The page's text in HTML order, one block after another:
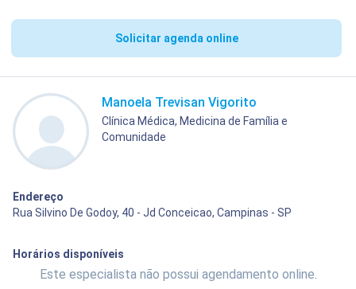
Solicitar agenda online
Manoela Trevisan Vigorito
Clínica Médica, Medicina de Família e
Comunidade
Endereço
Rua Silvino De Godoy, 40 - Jd Conceicao, Campinas - SP
Horários disponíveis
Este especialista não possui agendamento online.